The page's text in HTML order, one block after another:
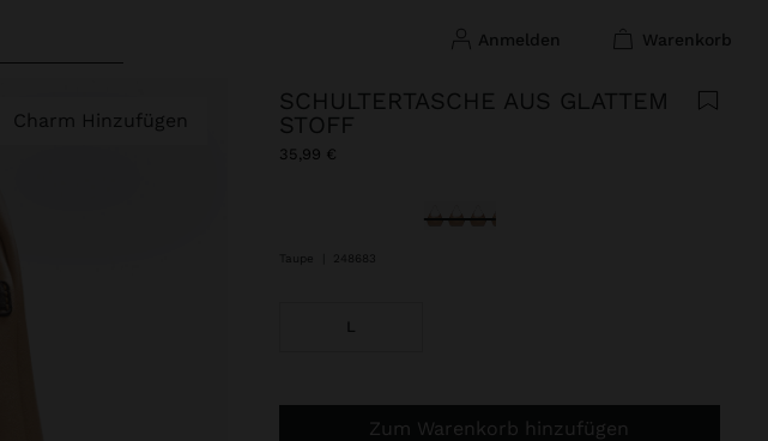
anmelden warenkorb
Charm Hinzufügen
SCHULTERTASCHE AUS GLATTEM
STOFF
35,99 €
ausgewählt
Taupe 248683
L
Zum Warenkorb hinzufügen